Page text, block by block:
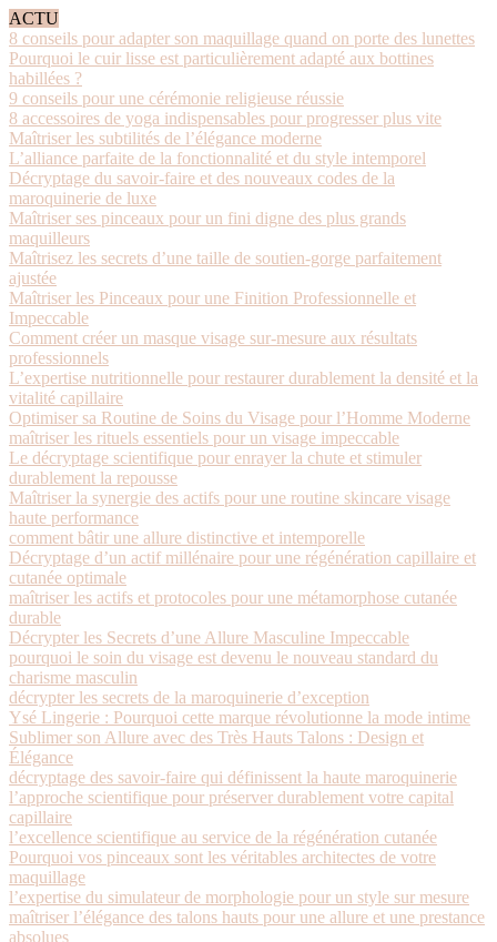
ACTU
8 conseils pour adapter son maquillage quand on porte des lunettes
Pourquoi le cuir lisse est particulièrement adapté aux bottines
habillées ?
9 conseils pour une cérémonie religieuse réussie
8 accessoires de yoga indispensables pour progresser plus vite
Maîtriser les subtilités de l’élégance moderne
L’alliance parfaite de la fonctionnalité et du style intemporel
Décryptage du savoir-faire et des nouveaux codes de la
maroquinerie de luxe
Maîtriser ses pinceaux pour un fini digne des plus grands
maquilleurs
Maîtrisez les secrets d’une taille de soutien-gorge parfaitement
ajustée
Maîtriser les Pinceaux pour une Finition Professionnelle et
Impeccable
Comment créer un masque visage sur-mesure aux résultats
professionnels
L’expertise nutritionnelle pour restaurer durablement la densité et la
vitalité capillaire
Optimiser sa Routine de Soins du Visage pour l’Homme Moderne
maîtriser les rituels essentiels pour un visage impeccable
Le décryptage scientifique pour enrayer la chute et stimuler
durablement la repousse
Maîtriser la synergie des actifs pour une routine skincare visage
haute performance
comment bâtir une allure distinctive et intemporelle
Décryptage d’un actif millénaire pour une régénération capillaire et
cutanée optimale
maîtriser les actifs et protocoles pour une métamorphose cutanée
durable
Décrypter les Secrets d’une Allure Masculine Impeccable
pourquoi le soin du visage est devenu le nouveau standard du
charisme masculin
décrypter les secrets de la maroquinerie d’exception
Ysé Lingerie : Pourquoi cette marque révolutionne la mode intime
Sublimer son Allure avec des Très Hauts Talons : Design et
Élégance
décryptage des savoir-faire qui définissent la haute maroquinerie
l’approche scientifique pour préserver durablement votre capital
capillaire
l’excellence scientifique au service de la régénération cutanée
Pourquoi vos pinceaux sont les véritables architectes de votre
maquillage
l’expertise du simulateur de morphologie pour un style sur mesure
maîtriser l’élégance des talons hauts pour une allure et une prestance
absolues